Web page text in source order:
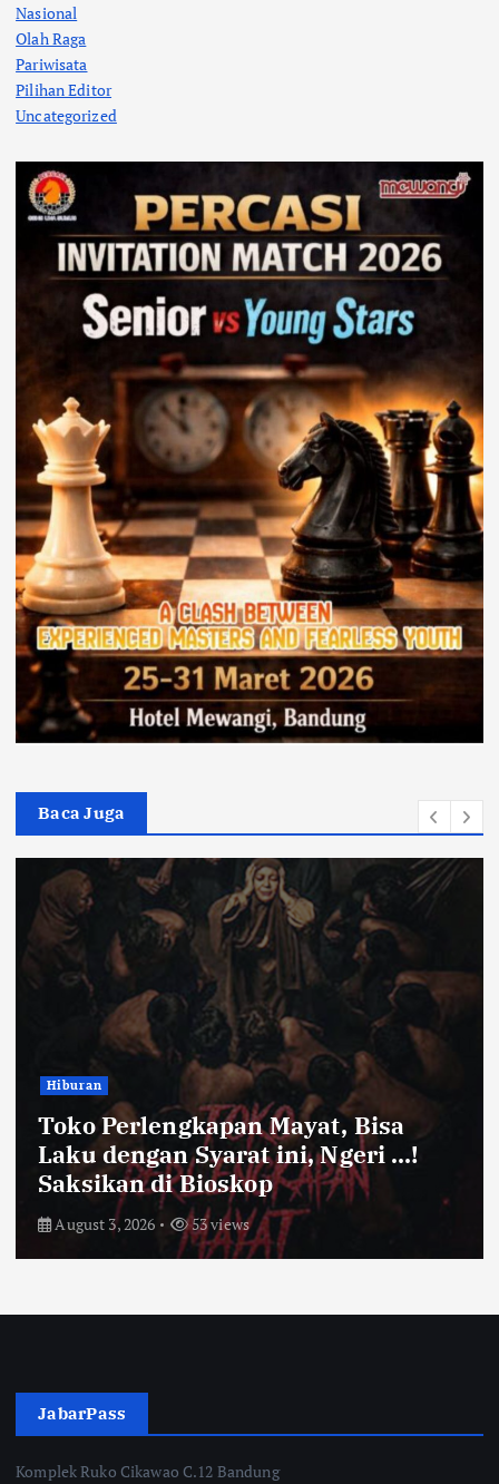
Nasional
Olah Raga
Pariwisata
Pilihan Editor
Uncategorized
Baca Juga
Bisa
Ngeri …!
Bandung Raya
Farhan Pastikan
Kota Bandung Aman
Ayam dan Timun
July 31, 2026
JabarPass
Komplek Ruko Cikawao C.12 Bandung